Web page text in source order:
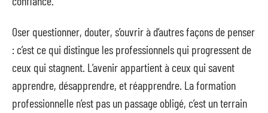
Oser questionner, douter, s’ouvrir à d’autres façons de penser
: c’est ce qui distingue les professionnels qui progressent de
ceux qui stagnent. L’avenir appartient à ceux qui savent
apprendre, désapprendre, et réapprendre. La formation
professionnelle n’est pas un passage obligé, c’est un terrain